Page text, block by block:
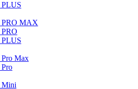
PRO MAX
Max
Mini